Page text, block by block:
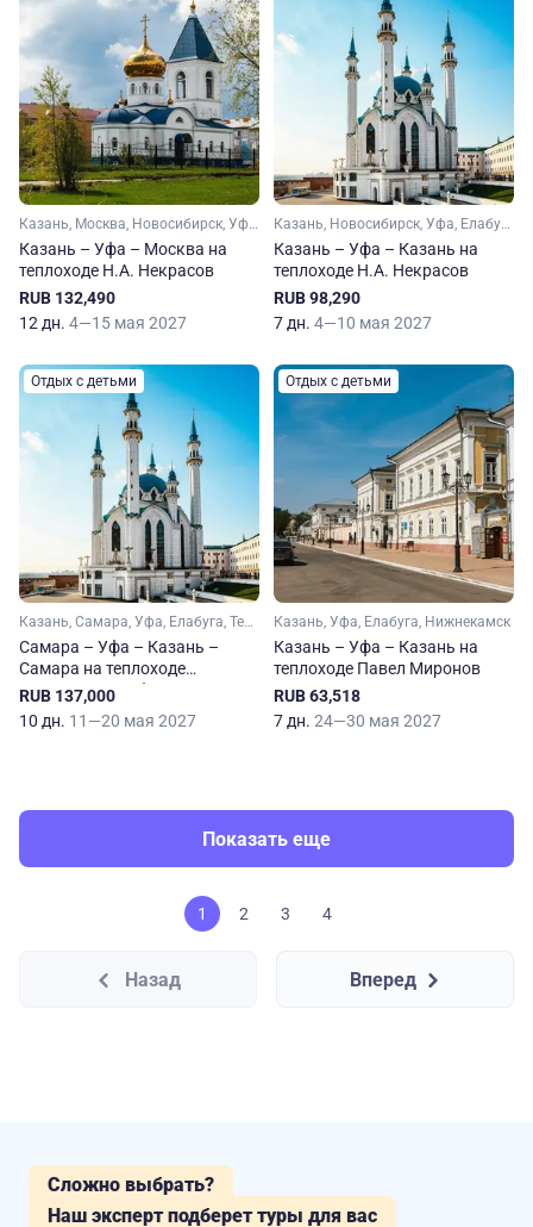
Казань, Москва, Новосибирск, Уфа, Чебоксары, Чкаловский, Ярославль, Калязин, Елабуга, Козьмодемьянск, Чистополь
Казань – Уфа – Москва на
теплоходе Н.А. Некрасов
RUB 132,490
12 дн. 4—15 мая 2027
Казань, Новосибирск, Уфа, Елабуга, Чистополь
Казань – Уфа – Казань на
теплоходе Н.А. Некрасов
RUB 98,290
7 дн. 4—10 мая 2027
Отдых с детьми
Казань, Самара, Уфа, Елабуга, Тетюши, Нижнекамск
Самара – Уфа – Казань –
Самара на теплоходе
Принцесса Анабелла
RUB 137,000
10 дн. 11—20 мая 2027
Отдых с детьми
Казань, Уфа, Елабуга, Нижнекамск
Казань – Уфа – Казань на
теплоходе Павел Миронов
RUB 63,518
7 дн. 24—30 мая 2027
Показать еще
1 2 3 4
Назад Вперед
Сложно выбрать?
Наш эксперт подберет туры для вас